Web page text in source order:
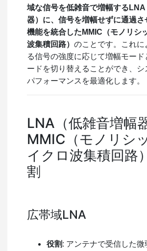
域な信号を低雑音で増幅する
器）に、信号を増幅せずに通過さ
機能を統合したMMIC（モノリシ
波集積回路） のことです。これに
る信号の強度に応じて増幅モード
ードを切り替えることができ、
パフォーマンスを最適化します。
LNA（低雑音増幅
MMIC（モノリシ
イクロ波集積回路
割
広帯域LNA
役割: アンテナで受信した